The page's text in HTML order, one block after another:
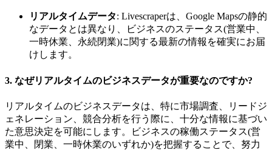
リアルタイムデータ: Livescraperは、Google Mapsの静的
なデータとは異なり、ビジネスのステータス(営業中、
一時休業、永続閉業)に関する最新の情報を確実にお届
けします。
3. なぜリアルタイムのビジネスデータが重要なのですか?
リアルタイムのビジネスデータは、特に市場調査、リードジ
ェネレーション、競合分析を行う際に、十分な情報に基づい
た意思決定を可能にします。ビジネスの稼働ステータス(営
業中、閉業、一時休業のいずれか)を把握することで、努力